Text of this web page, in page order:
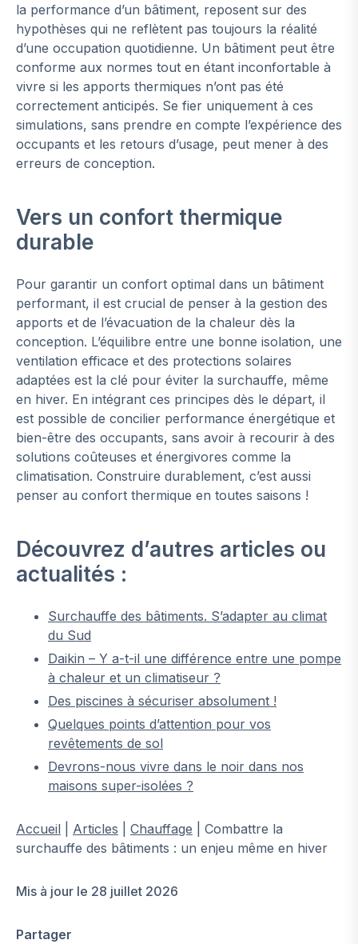
la performance d’un bâtiment, reposent sur des
hypothèses qui ne reflètent pas toujours la réalité
d’une occupation quotidienne. Un bâtiment peut être
conforme aux normes tout en étant inconfortable à
vivre si les apports thermiques n’ont pas été
correctement anticipés. Se fier uniquement à ces
simulations, sans prendre en compte l’expérience des
occupants et les retours d’usage, peut mener à des
erreurs de conception.
Vers un confort thermique
durable
Pour garantir un confort optimal dans un bâtiment
performant, il est crucial de penser à la gestion des
apports et de l’évacuation de la chaleur dès la
conception. L’équilibre entre une bonne isolation, une
ventilation efficace et des protections solaires
adaptées est la clé pour éviter la surchauffe, même
en hiver. En intégrant ces principes dès le départ, il
est possible de concilier performance énergétique et
bien-être des occupants, sans avoir à recourir à des
solutions coûteuses et énergivores comme la
climatisation. Construire durablement, c’est aussi
penser au confort thermique en toutes saisons !
Découvrez d’autres articles ou
actualités :
Surchauffe des bâtiments. S’adapter au climat
du Sud
Daikin – Y a-t-il une différence entre une pompe
à chaleur et un climatiseur ?
Des piscines à sécuriser absolument !
Quelques points d’attention pour vos
revêtements de sol
Devrons-nous vivre dans le noir dans nos
maisons super-isolées ?
Accueil Articles Chauffage
Combattre la
surchauffe des bâtiments : un enjeu même en hiver
Mis à jour le 28 juillet 2026
Partager